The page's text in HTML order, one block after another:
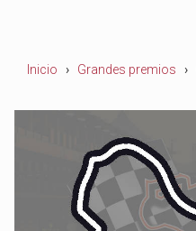
Inicio Grandes premios